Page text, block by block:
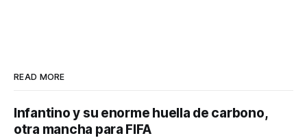
READ MORE
Infantino y su enorme huella de carbono,
otra mancha para FIFA